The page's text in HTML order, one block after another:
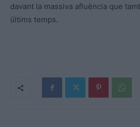
davant la massiva afluència que
últims temps.